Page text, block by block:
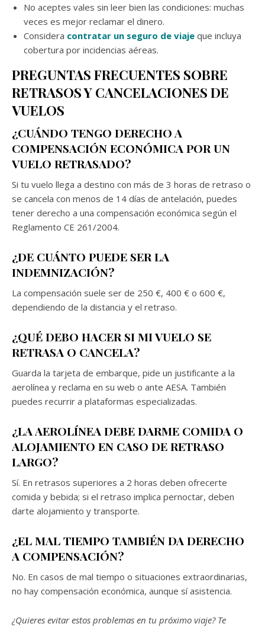
No aceptes vales sin leer bien las condiciones: muchas
veces es mejor reclamar el dinero.
Considera contratar un seguro de viaje que incluya
cobertura por incidencias aéreas.
PREGUNTAS FRECUENTES SOBRE
RETRASOS Y CANCELACIONES DE
VUELOS
¿CUÁNDO TENGO DERECHO A
COMPENSACIÓN ECONÓMICA POR UN
VUELO RETRASADO?
Si tu vuelo llega a destino con más de 3 horas de retraso o
se cancela con menos de 14 días de antelación, puedes
tener derecho a una compensación económica según el
Reglamento CE 261/2004.
¿DE CUÁNTO PUEDE SER LA
INDEMNIZACIÓN?
La compensación suele ser de 250 €, 400 € o 600 €,
dependiendo de la distancia y el retraso.
¿QUÉ DEBO HACER SI MI VUELO SE
RETRASA O CANCELA?
Guarda la tarjeta de embarque, pide un justificante a la
aerolínea y reclama en su web o ante AESA. También
puedes recurrir a plataformas especializadas.
¿LA AEROLÍNEA DEBE DARME COMIDA O
ALOJAMIENTO EN CASO DE RETRASO
LARGO?
Sí. En retrasos superiores a 2 horas deben ofrecerte
comida y bebida; si el retraso implica pernoctar, deben
darte alojamiento y transporte.
¿EL MAL TIEMPO TAMBIÉN DA DERECHO
A COMPENSACIÓN?
No. En casos de mal tiempo o situaciones extraordinarias,
no hay compensación económica, aunque sí asistencia.
¿Quieres evitar estos problemas en tu próximo viaje? Te